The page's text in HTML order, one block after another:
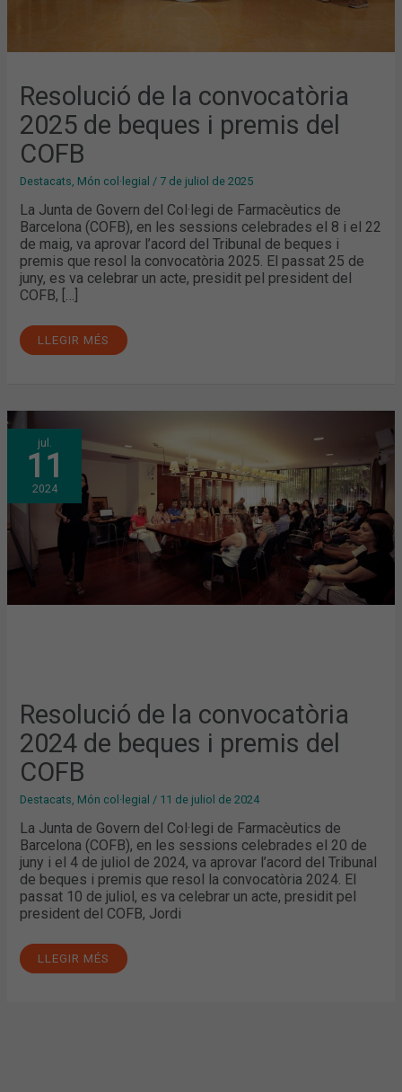
Resolució de la convocatòria
2025 de beques i premis del
COFB
Destacats, Món col·legial / 7 de juliol de 2025
La Junta de Govern del Col·legi de Farmacèutics de
Barcelona (COFB), en les sessions celebrades el 8 i el 22
de maig, va aprovar l’acord del Tribunal de beques i
premis que resol la convocatòria 2025. El passat 25 de
juny, es va celebrar un acte, presidit pel president del
COFB, […]
LLEGIR MÉS
jul.
11
2024
Resolució de la convocatòria
2024 de beques i premis del
COFB
Destacats, Món col·legial / 11 de juliol de 2024
La Junta de Govern del Col·legi de Farmacèutics de
Barcelona (COFB), en les sessions celebrades el 20 de
juny i el 4 de juliol de 2024, va aprovar l’acord del Tribunal
de beques i premis que resol la convocatòria 2024. El
passat 10 de juliol, es va celebrar un acte, presidit pel
president del COFB, Jordi
RESOLUCIÓ
DE
LA
2024
DE
BEQUES
PREMIS
DEL
COFB
LLEGIR MÉS